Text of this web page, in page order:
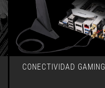
CONECTIVIDAD GAMING